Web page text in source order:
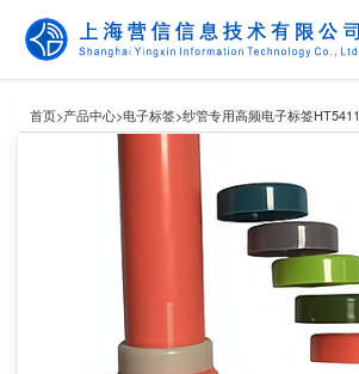
首页>产品中心>电子标签>纱管专用高频电子标签HT5411